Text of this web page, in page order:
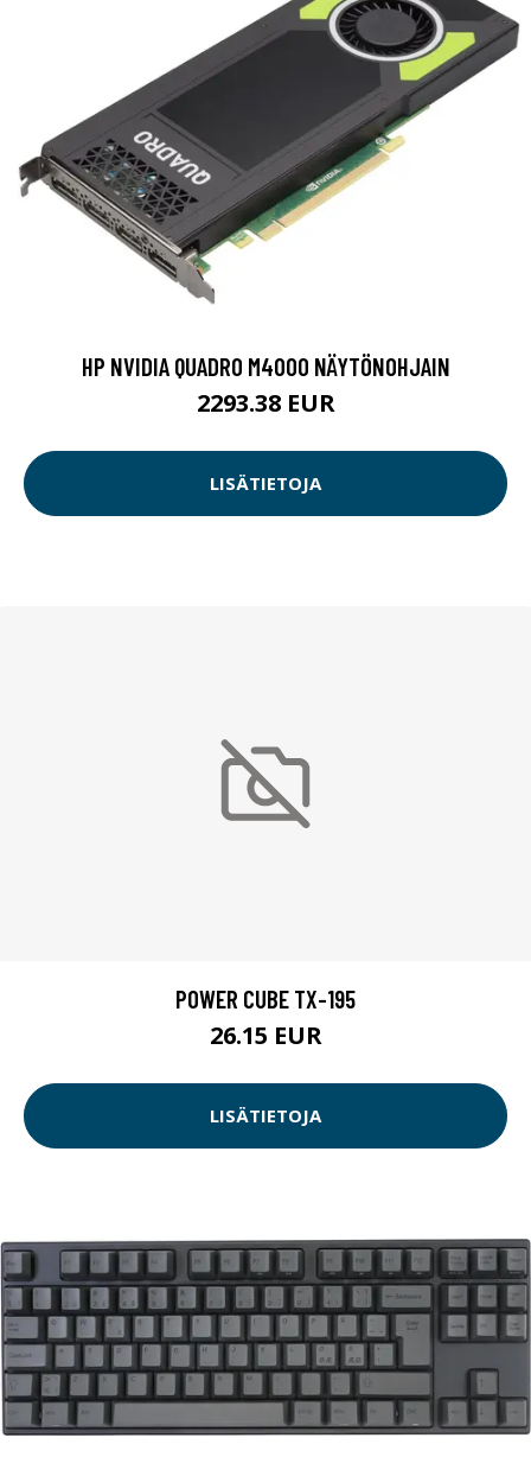
HP NVIDIA QUADRO M4000 NÄYTÖNOHJAIN
2293.38 EUR
LISÄTIETOJA
POWER CUBE TX-195
26.15 EUR
LISÄTIETOJA